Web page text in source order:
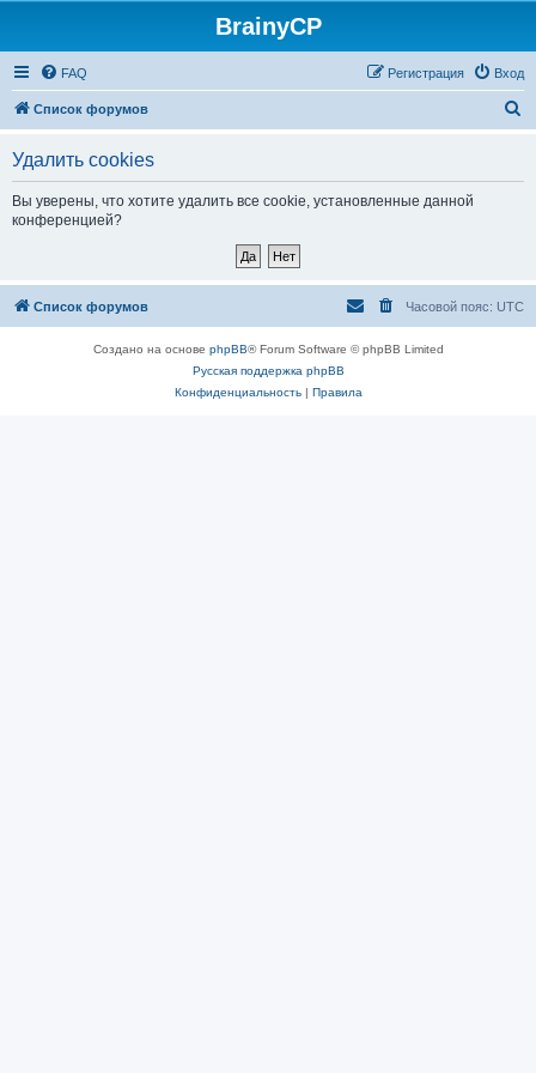
BrainyCP
FAQ Вход
Регистрация
Список форумов
Удалить cookies
Вы уверены, что хотите удалить все cookie, установленные данной
конференцией?
Список форумов Часовой пояс: UTC
Создано на основе phpBB® Forum Software © phpBB Limited
Русская поддержка phpBB
Конфиденциальность| Правила